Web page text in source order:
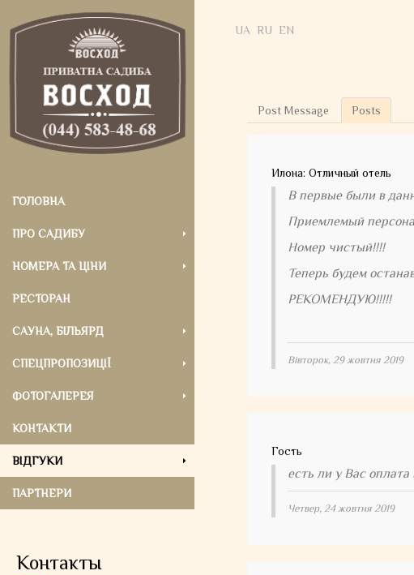
ГОЛОВНА
ПРО САДИБУ
НОМЕРА ТА ЦІНИ
РЕСТОРАН
САУНА, БІЛЬЯРД
СПЕЦПРОПОЗИЦІЇ
ФОТОГАЛЕРЕЯ
КОНТАКТИ
ВІДГУКИ
ПАРТНЕРИ
Контакты
UA RU EN
Post Message Posts
Илона: Отличный отель
В первые были в
Приемлемый
Номер чистый!!!!
Теперь будем
РЕКОМЕНДУЮ!!!!!
Вівторок, 29 жовтня 2019
Гость
есть ли у Вас
Четвер, 24 жовтня 2019